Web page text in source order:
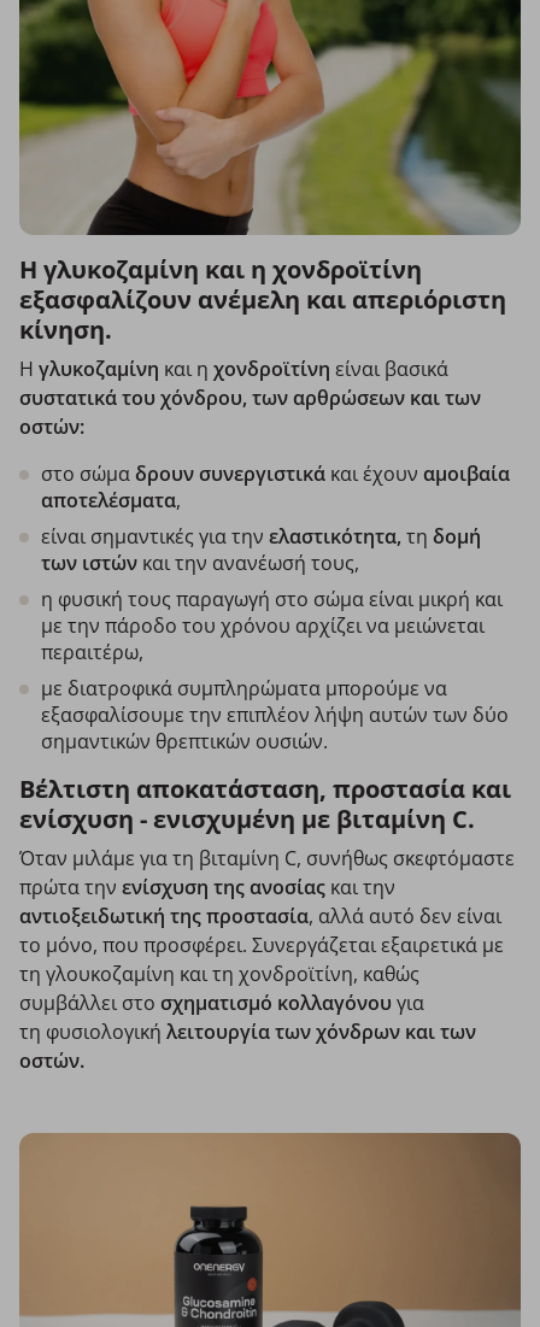
Η γλυκοζαμίνη και η χονδροϊτίνη
εξασφαλίζουν ανέμελη και απεριόριστη
κίνηση.
Η γλυκοζαμίνη και η χονδροϊτίνη είναι βασικά
συστατικά του χόνδρου, των αρθρώσεων και των
οστών:
στο σώμαδρουν συνεργιστικά και έχουν αμοιβαία
αποτελέσματα,
είναι σημαντικές για την ελαστικότητα,τη δομή
των ιστών και την ανανέωσή τους,
η φυσική τους παραγωγή στο σώμα είναι μικρή και
με την πάροδο του χρόνου αρχίζει να μειώνεται
περαιτέρω,
με διατροφικά συμπληρώματα μπορούμε να
εξασφαλίσουμε την επιπλέον λήψη αυτών των δύο
σημαντικών θρεπτικών ουσιών.
Βέλτιστη αποκατάσταση, προστασία και
ενίσχυση - ενισχυμένη με βιταμίνη C.
Όταν μιλάμε για τη βιταμίνη C, συνήθως σκεφτόμαστε
πρώτα την ενίσχυση της ανοσίας και την
αντιοξειδωτική της προστασία, αλλά αυτό δεν είναι
το μόνο, που προσφέρει. Συνεργάζεται εξαιρετικά με
τη γλουκοζαμίνη και τη χονδροϊτίνη, καθώς
συμβάλλει στο σχηματισμό κολλαγόνου για
τη φυσιολογική λειτουργία των χόνδρων και των
οστών.